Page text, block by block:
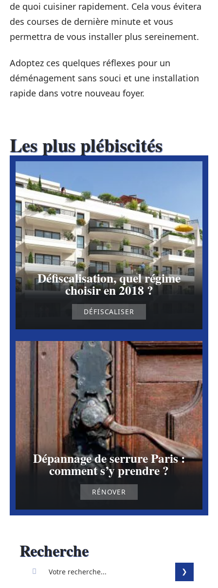
de quoi cuisiner rapidement. Cela vous évitera
des courses de dernière minute et vous
permettra de vous installer plus sereinement.
Adoptez ces quelques réflexes pour un
déménagement sans souci et une installation
rapide dans votre nouveau foyer.
Les plus plébiscités
Défiscalisation, quel régime
choisir en 2018 ?
DÉFISCALISER
Dépannage de serrure Paris :
comment s’y prendre ?
RÉNOVER
Recherche